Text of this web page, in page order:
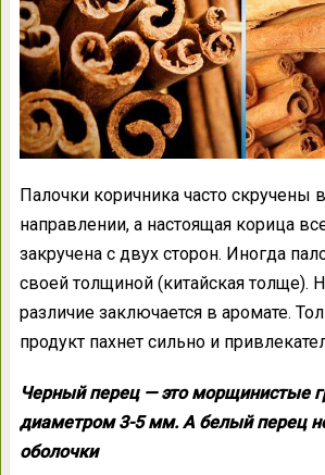
Палочки коричника часто скручены
направлении, а настоящая корица
закручена с двух сторон. Иногда
своей толщиной (китайская толще).
различие заключается в аромате.
продукт пахнет сильно и
Черный перец — это морщинистые
диаметром 3-5 мм. А белый перец
оболочки